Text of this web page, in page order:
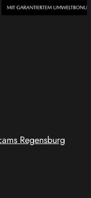
Regensburg